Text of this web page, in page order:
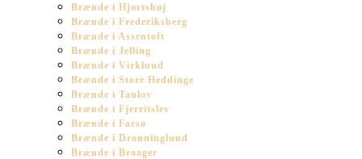
Brænde i Hjortshøj
Brænde i Frederiksberg
Brænde i Assentoft
Brænde i Jelling
Brænde i Virklund
Brænde i Store Heddinge
Brænde i Taulov
Brænde i Fjerritslev
Brænde i Farsø
Brænde i Dronninglund
Brænde i Broager